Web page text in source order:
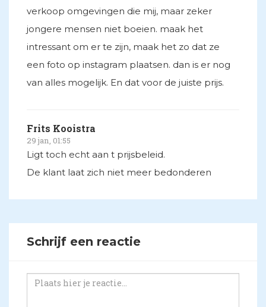
verkoop omgevingen die mij, maar zeker
jongere mensen niet boeien. maak het
intressant om er te zijn, maak het zo dat ze
een foto op instagram plaatsen. dan is er nog
van alles mogelijk. En dat voor de juiste prijs.
Frits Kooistra
29 jan, 01:55
Ligt toch echt aan t prijsbeleid.
De klant laat zich niet meer bedonderen
Schrijf een reactie